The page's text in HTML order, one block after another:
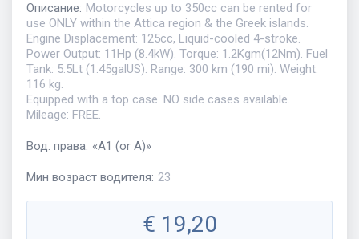
Описание: Motorcycles up to 350cc can be rented for
use ONLY within the Attica region & the Greek islands.
Engine Displacement: 125cc, Liquid-cooled 4-stroke.
Power Output: 11Hp (8.4kW). Torque: 1.2Kgm(12Nm). Fuel
Tank: 5.5Lt (1.45galUS). Range: 300 km (190 mi). Weight:
116 kg.
Equipped with a top case. NO side cases available.
Mileage: FREE.
Вод. права: «A1 (or A)»
Мин возраст водителя: 23
€ 19,20